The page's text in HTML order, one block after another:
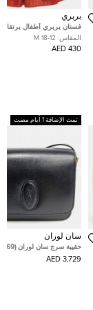
بربري
فستان بربري أطفال برتقالي
محترق ربطة زينة قماش
دون أكمام 12 شهر
المقاس: 12-18 M
430 AED
تمت الإضافة 1 أيام مضت
سان لوران
حقيبة سرج سان لوران (568569)
3,729 AED